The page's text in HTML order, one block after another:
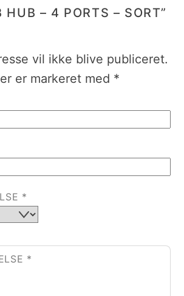
HUB – 4 PORTS – SORT”
vil ikke blive publiceret.
er markeret med *
*
*